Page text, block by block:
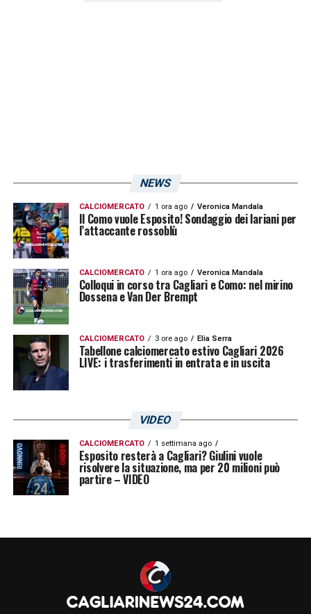
NEWS
CALCIOMERCATO 1 ora ago Veronica Mandala
Il Como vuole Esposito! Sondaggio dei lariani per
l’attaccante rossoblù
CALCIOMERCATO 1 ora ago Veronica Mandala
Colloqui in corso tra Cagliari e Como: nel mirino
Dossena e Van Der Brempt
CALCIOMERCATO 3 ore ago Elia Serra
Tabellone calciomercato estivo Cagliari 2026
LIVE: i trasferimenti in entrata e in uscita
VIDEO
CALCIOMERCATO 1 settimana ago
Esposito resterà a Cagliari? Giulini vuole
risolvere la situazione, ma per 20 milioni può
partire – VIDEO